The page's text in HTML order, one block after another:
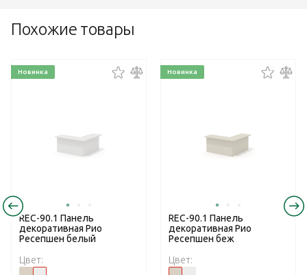
Похожие товары
Новинка
REC-90.1 Панель
декоративная Рио
Ресепшен белый
Цвет:
Новинка
REC-90.1 Панель
декоративная Рио
Ресепшен беж
Цвет: